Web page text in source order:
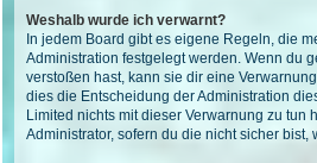
Weshalb wurde ich verwarnt?
In jedem Board gibt es eigene Regeln, die
Administration festgelegt werden. Wenn du
verstoßen hast, kann sie dir eine
dies die Entscheidung der Administration
Limited nichts mit dieser Verwarnung zu tun
Administrator, sofern du die nicht sicher bist,